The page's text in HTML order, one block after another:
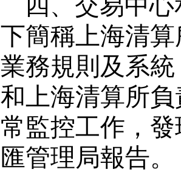
下簡稱上海清
業務規則及系
和上海清算所
常監控工作，
匯管理局報告。